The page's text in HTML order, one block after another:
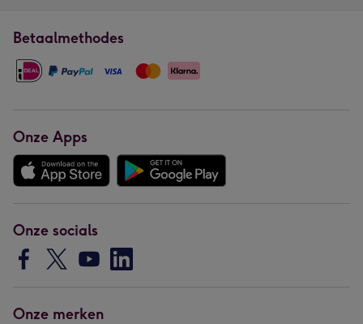
Betaalmethodes
Onze Apps
Onze socials
Onze merken